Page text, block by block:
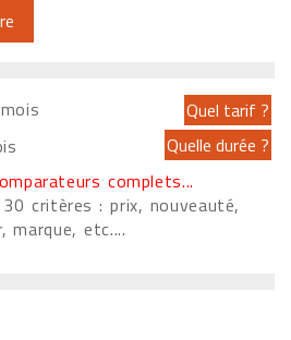
complets...
critères : prix, nouveauté,
marque, etc....